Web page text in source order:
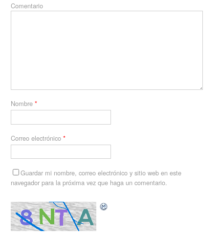
Comentario
Nombre*
Correo electrónico*
Guardar mi nombre, correo electrónico y sitio web en este
navegador para la próxima vez que haga un comentario.